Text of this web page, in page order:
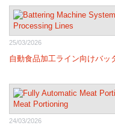
25/03/2026
自動食品加工ライン向けバッ
24/03/2026